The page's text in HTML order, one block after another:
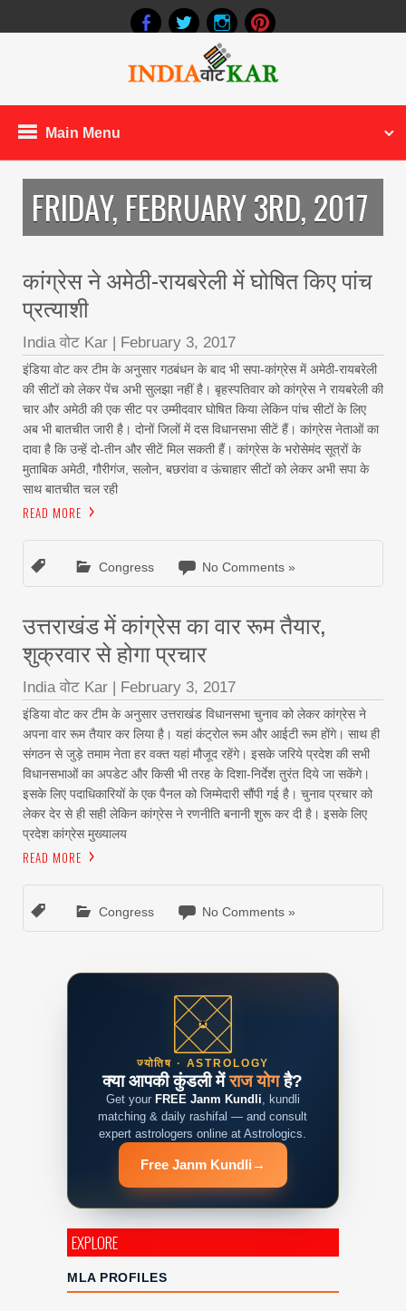
Main Menu
FRIDAY, FEBRUARY 3RD, 2017
कांग्रेस ने अमेठी-रायबरेली में ‌घोषित किए पांच
प्रत्याशी
India वोट Kar February 3, 2017
इंडिया वोट कर टीम के अनुसार गठबंधन के बाद भी सपा-कांग्रेस में अमेठी-रायबरेली
की सीटों को लेकर पेंच अभी सुलझा नहीं है। बृहस्पतिवार को कांग्रेस ने रायबरेली की
चार और अमेठी की एक सीट पर उम्मीदवार घोषित किया लेकिन पांच सीटों के लिए
अब भी बातचीत जारी है। दोनों जिलों में दस विधानसभा सीटें हैं। कांग्रेस नेताओं का
दावा है कि उन्हें दो-तीन और सीटें मिल सकती हैं। कांग्रेस के भरोसेमंद सूत्रों के
मुताबिक अमेठी, गौरीगंज, सलोन, बछरांवा व ऊंचाहार सीटों को लेकर अभी सपा के
साथ बातचीत चल रही
READ MORE
Congress No Comments »
उत्तराखंड में कांग्रेस का वार रूम तैयार,
शुक्रवार से होगा प्रचार
India वोट Kar February 3, 2017
इंडिया वोट कर टीम के अनुसार उत्तराखंड विधानसभा चुनाव को लेकर कांग्रेस ने
अपना वार रूम तैयार कर लिया है। यहां कंट्रोल रूम और आईटी रूम होंगे। साथ ही
संगठन से जुड़े तमाम नेता हर वक्त यहां मौजूद रहेंगे। इसके जरिये प्रदेश की सभी
विधानसभाओं का अपडेट और किसी भी तरह के दिशा-निर्देश तुरंत दिये जा सकेंगे।
इसके लिए पदाधिकारियों के एक पैनल को जिम्मेदारी सौंपी गई है। चुनाव प्रचार को
लेकर देर से ही सही लेकिन कांग्रेस ने रणनीति बनानी शुरू कर दी है। इसके लिए
प्रदेश कांग्रेस मुख्यालय
READ MORE
Congress No Comments »
ज्योतिष · ASTROLOGY
क्या आपकी कुंडली मेंराज योगहै?
Get your FREE Janm Kundli, kundli
matching & daily rashifal — and consult
expert astrologers online at Astrologics.
Free Janm Kundli →
EXPLORE
MLA PROFILES